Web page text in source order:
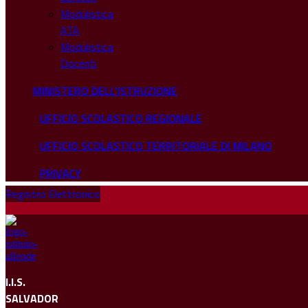
Modulistica
ATA
Modulistica
Docenti
MINISTERO DELL'ISTRUZIONE
UFFICIO SCOLASTICO REGIONALE
UFFICIO SCOLASTICO TERRITORIALE DI MILANO
PRIVACY
Registro Elettronico
I.I.S.
SALVADOR